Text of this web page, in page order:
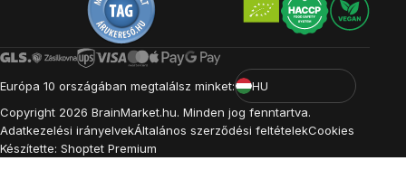
Európa 10 országában megtalálsz minket:
HU
Copyright 2026 BrainMarket.hu. Minden jog fenntartva.
Adatkezelési irányelvekÁltalános szerződési feltételekCookies
Készítette: Shoptet Premium